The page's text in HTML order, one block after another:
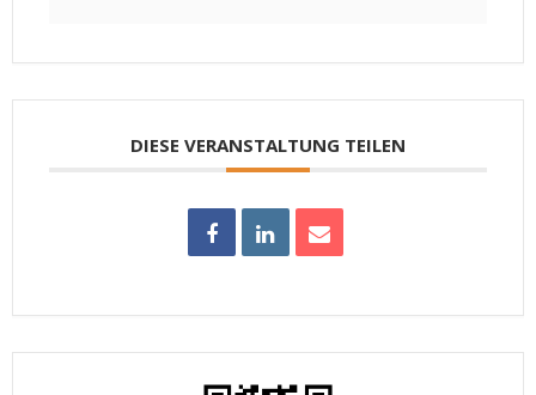
DIESE VERANSTALTUNG TEILEN